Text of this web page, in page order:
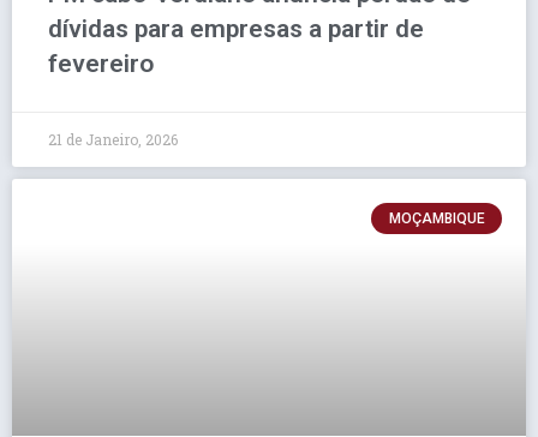
dívidas para empresas a partir de
fevereiro
21 de Janeiro, 2026
MOÇAMBIQUE